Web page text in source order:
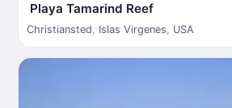
Playa Tamarind Reef
Christiansted, Islas Virgenes, USA